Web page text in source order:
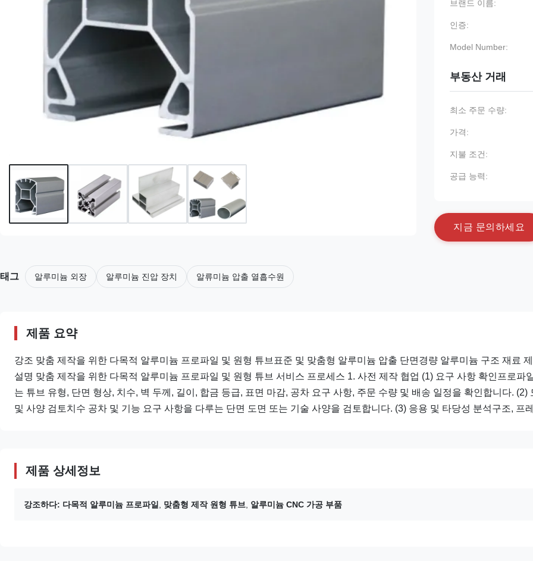
브랜드 이름:
인증:
Model Number:
부동산 거래
최소 주문 수량:
가격:
지불 조건:
공급 능력:
지 금 문의 하세 요
태그 알루미늄 외장 알루미늄 진압 장치 알류미늄 압출 열흡수원
제품 요약
강조 맞춤 제작을 위한 다목적 알루미늄 프로파일 및 원형 튜브표준 및 맞춤형 알루미늄 압출 단면경량 알루미늄 구조 재료
설명 맞춤 제작을 위한 다목적 알루미늄 프로파일 및 원형 튜브 서비스 프로세스 1. 사전 제작 협업 (1) 요구 사항 확인프로파
는 튜브 유형, 단면 형상, 치수, 벽 두께, 길이, 합금 등급, 표면 마감, 공차 요구 사항, 주문 수량 및 배송 일정을 확인합니다. (2)
및 사양 검토치수 공차 및 기능 요구 사항을 다루는 단면 도면 또는 기술 사양을 검토합니다. (3) 응용 및 타당성 분석구조, 프
제품 상세정보
강조하다: 다목적 알루미늄 프로파일 맞춤형 제작 원형 튜브 알루미늄 CNC 가공 부품